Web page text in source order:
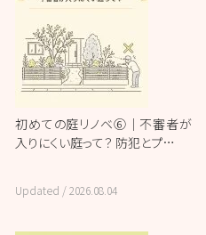
初めての庭リノベ⑥｜不審者が
入りにくい庭って？ 防犯とプ…
Updated /2026.08.04